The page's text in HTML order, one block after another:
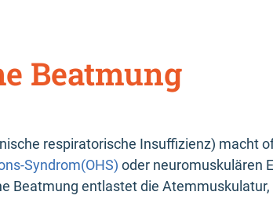
Beatmung
respiratorische Insuffizienz) macht
Syndrom(OHS) oder neuromuskulären
Beatmung entlastet die